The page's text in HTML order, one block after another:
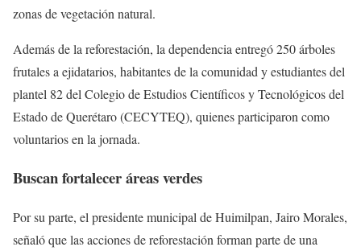
zonas de vegetación natural.
Además de la reforestación, la dependencia entregó 250 árboles
frutales a ejidatarios, habitantes de la comunidad y estudiantes del
plantel 82 del Colegio de Estudios Científicos y Tecnológicos del
Estado de Querétaro (CECYTEQ), quienes participaron como
voluntarios en la jornada.
Buscan fortalecer áreas verdes
Por su parte, el presidente municipal de Huimilpan, Jairo Morales,
señaló que las acciones de reforestación forman parte de una